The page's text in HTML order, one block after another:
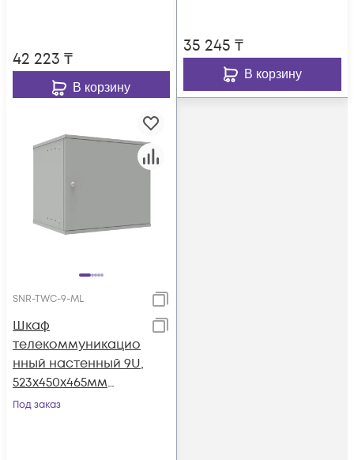
42 223 ₸
В корзину
35 245 ₸
В корзину
SNR-TWC-9-ML
Шкаф
телекоммуникацио
нный настенный 9U,
523х450х465мм
серия LITE
Под заказ